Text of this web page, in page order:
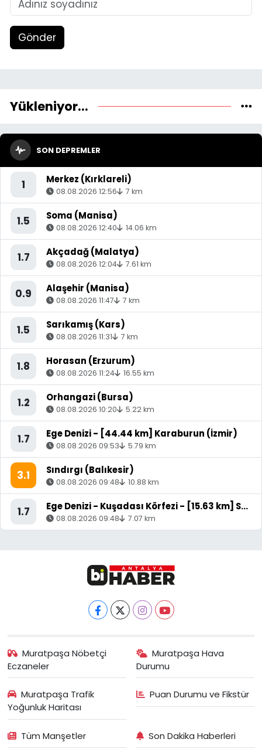
Gönder
Yükleniyor...
SON DEPREMLER
1 Merkez (Kırklareli)
08.08.2026 12:56 7 km
1.5 Soma (Manisa)
08.08.2026 12:40 14.06 km
1.7 Akçadağ (Malatya)
08.08.2026 12:04 7.61 km
0.9 Alaşehir (Manisa)
08.08.2026 11:47 7 km
1.5 Sarıkamış (Kars)
08.08.2026 11:31 7 km
1.8 Horasan (Erzurum)
08.08.2026 11:24 16.55 km
1.2 Orhangazi (Bursa)
08.08.2026 10:20 5.22 km
1.7 Ege Denizi - [44.44 km] Karaburun (İzmir)
08.08.2026 09:53 5.79 km
3.1 Sındırgı (Balıkesir)
08.08.2026 09:48 10.88 km
1.7 Ege Denizi - Kuşadası Körfezi - [15.63 km] Söke (Aydın)
08.08.2026 09:48 7.07 km
Muratpaşa Nöbetçi
Eczaneler
Muratpaşa Hava
Durumu
Muratpaşa Trafik
Yoğunluk Haritası
Puan Durumu ve Fikstür
Tüm Manşetler Son Dakika Haberleri